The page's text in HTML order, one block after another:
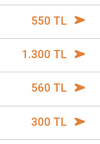
550 TL
1.300 TL
560 TL
300 TL